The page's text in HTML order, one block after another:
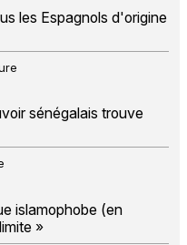
les Espagnols d'origine
sénégalais trouve
islamophobe (en
»